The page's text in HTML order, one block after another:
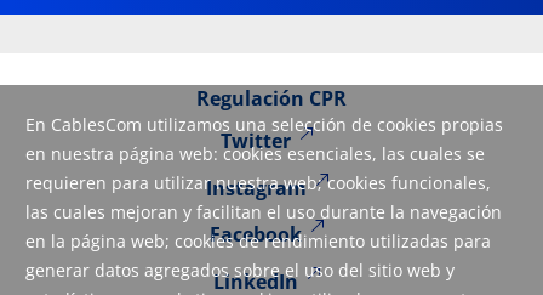
En CablesCom utilizamos una selección de cookies propias
en nuestra página web: cookies esenciales, las cuales se
requieren para utilizar nuestra web; cookies funcionales,
las cuales mejoran y facilitan el uso durante la navegación
en la página web; cookies de rendimiento utilizadas para
generar datos agregados sobre el uso del sitio web y
Regulación CPR
Twitter
Instagram
Facebook
LinkedIn